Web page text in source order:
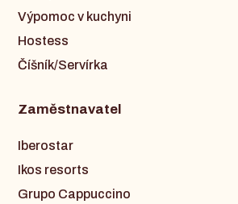
Výpomoc v kuchyni
Hostess
Číšník/Servírka
Zaměstnavatel
Iberostar
Ikos resorts
Grupo Cappuccino